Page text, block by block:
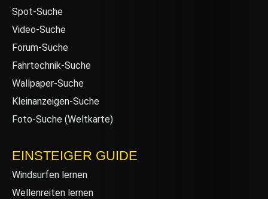
Spot-Suche
Video-Suche
Forum-Suche
Fahrtechnik-Suche
Wallpaper-Suche
Kleinanzeigen-Suche
Foto-Suche (Weltkarte)
EINSTEIGER GUIDE
Windsurfen lernen
Wellenreiten lernen